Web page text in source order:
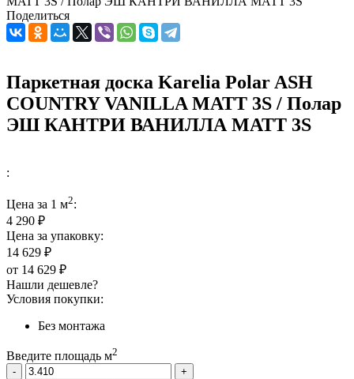
Поделиться
Паркетная доска Karelia Polar ASH
COUNTRY VANILLA MATT 3S / Полар
ЭШ КАНТРИ ВАНИЛЛА МАТТ 3S
:
Цена за 1 м2:
4 290 ₽
Цена за упаковку:
14 629 ₽
от 14 629 ₽
Нашли дешевле?
Условия покупки:
Без монтажа
Введите площадь м2
-
+